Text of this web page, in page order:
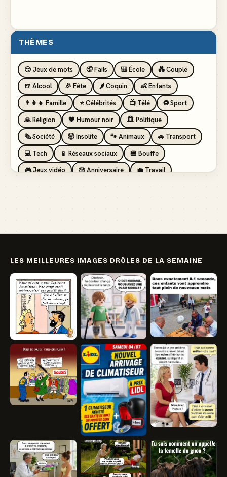
THÈMES
😏 Jeux de mots 🤦 Fails 🎒 École
💑 Couple
🍺 Alcool
🎉 Fête 🌶️ Coquin
👶 Enfants
👨‍👩‍👧 Famille
⭐ Célébrités 📺 Télé
⚽ Sport
🙏 Religion
🖤 Humour noir
🏛️ Politique
🗞️ Société
🤯 Insolite 🐾 Animaux
🚗 Transport
💻 Tech
📱 Réseaux sociaux
🍔 Bouffe
🎮 Jeux vidéo
🎂 Anniversaire
💼 Travail
LES MEILLEURES IMAGES DRÔLES DE LA SEMAINE